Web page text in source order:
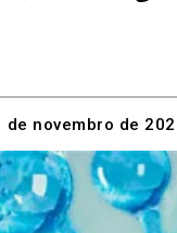
de novembro de